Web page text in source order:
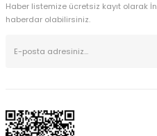
Haber listemize ücretsiz kayıt olarak
haberdar olabilirsiniz.